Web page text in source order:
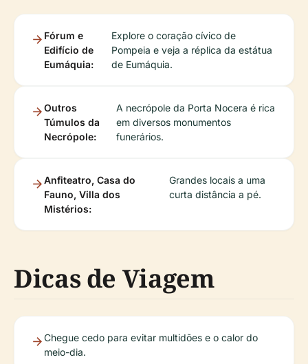
Fórum e
Edifício de
Eumáquia:
Explore o coração cívico de
Pompeia e veja a réplica da estátua
de Eumáquia.
Outros
Túmulos da
Necrópole:
A necrópole da Porta Nocera é rica
em diversos monumentos
funerários.
Anfiteatro, Casa do
Fauno, Villa dos
Mistérios:
Grandes locais a uma
curta distância a pé.
Dicas de Viagem
Chegue cedo para evitar multidões e o calor do
meio-dia.